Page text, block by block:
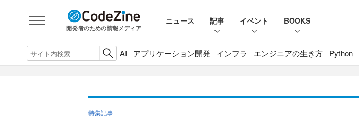
開発者のための情報メディア
ニュース 記事 イベント BOOKS
AI アプリケーション開発 インフラ エンジニアの生き方 Python
特集記事